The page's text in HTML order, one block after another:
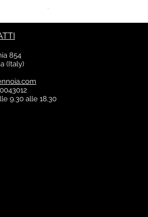
VAT Included
854
(Italy)
9.30 alle 18.30